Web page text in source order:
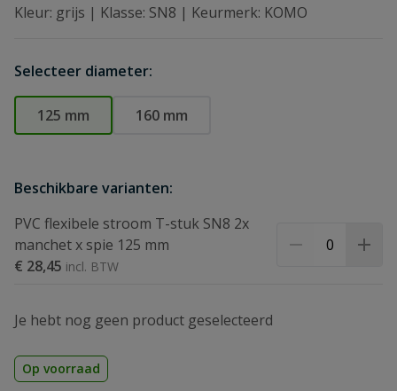
Kleur: grijs | Klasse: SN8 | Keurmerk: KOMO
Selecteer diameter:
125 mm 160 mm
Beschikbare varianten:
PVC flexibele stroom T-stuk SN8 2x
manchet x spie 125 mm
€ 28,45
Je hebt nog geen product geselecteerd
Op voorraad